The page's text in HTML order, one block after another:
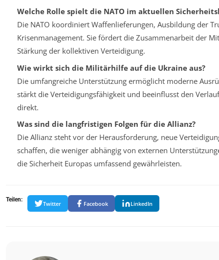
Welche Rolle spielt die NATO im aktuellen
Die NATO koordiniert Waffenlieferungen, Ausbildung der
Krisenmanagement. Sie fördert die Zusammenarbeit der
Stärkung der kollektiven Verteidigung.
Wie wirkt sich die Militärhilfe auf die Ukraine aus?
Die umfangreiche Unterstützung ermöglicht moderne
stärkt die Verteidigungsfähigkeit und beeinflusst den
direkt.
Was sind die langfristigen Folgen für die Allianz?
Die Allianz steht vor der Herausforderung, neue
schaffen, die weniger abhängig von externen
die Sicherheit Europas umfassend gewährleisten.
Teilen:
Twitter Facebook LinkedIn